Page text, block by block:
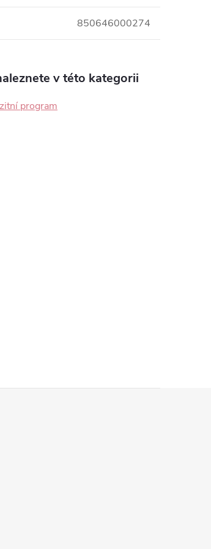
850646000274
v této kategorii
program